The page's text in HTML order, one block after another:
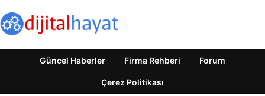
Güncel Haberler Firma Rehberi Forum
Çerez Politikası